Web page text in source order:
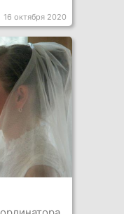
16 октября 2020